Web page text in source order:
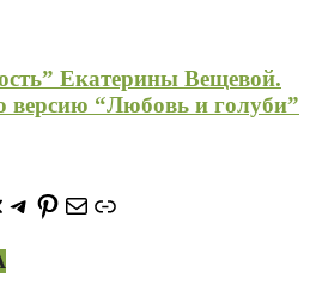
Екатерины Вещевой.
версию “Любовь и голуби”
vk.com/
https://t.me/stoneforest
https://
ПочтаСсылка